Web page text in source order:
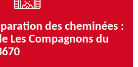
des cheminées :
Les Compagnons du